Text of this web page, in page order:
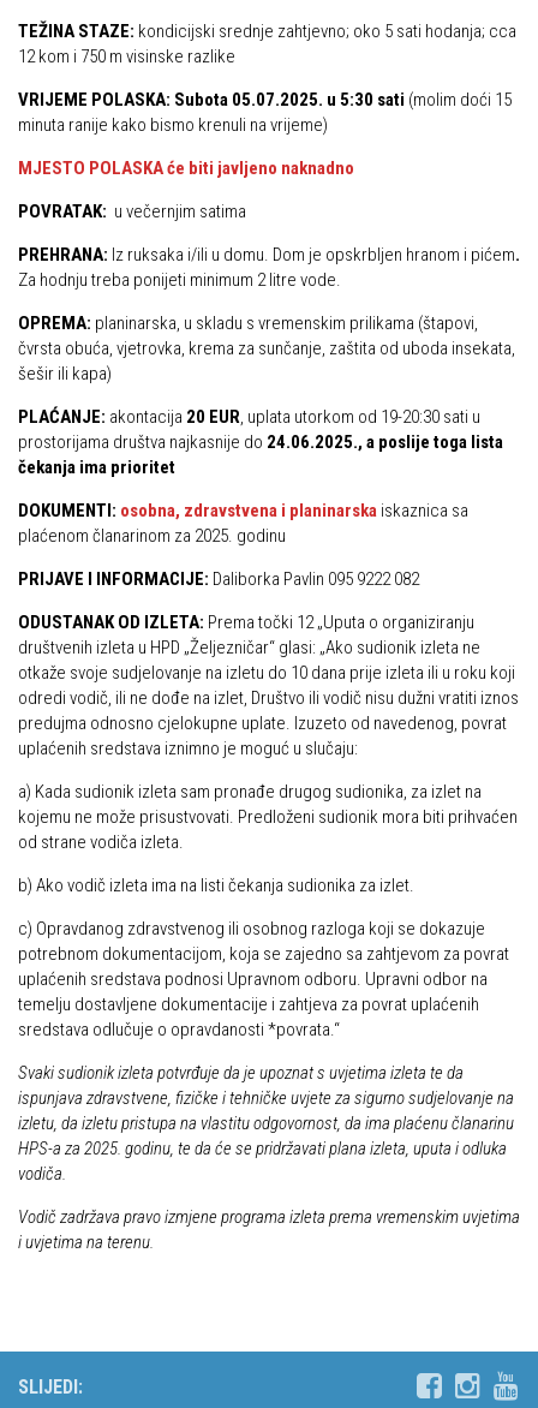
Izvješća s izleta OSI
Visokogorci
Novosti SVP
Povijest SVP
Izvješća s izleta SVP
Speleolozi
Skijaši
Beži Jankec
Noćni pohod na Oštrc
Dragojlinom stazom na Okić
Dan Željezničara na Oštrcu
Putopisi
Put ekspedicionizma
Ojos del Salado
Slavko Patačko
Tomislav Zoričić – Tom
Damir Bajs
Željko Brdal
Markacijska komisija
Novosti Markacijske komisije
Plan aktivnosti za 2025. godinu
Putevi koje održava HPD Željezničar
TEŽINA STAZE: kondicijski srednje zahtjevno; oko 5 sati hodanja; cca
12 kom i 750 m visinske razlike
VRIJEME POLASKA: Subota 05.07.2025. u 5:30 sati (molim doći 15
minuta ranije kako bismo krenuli na vrijeme)
MJESTO POLASKA će biti javljeno naknadno
POVRATAK: u večernjim satima
PREHRANA: Iz ruksaka i/ili u domu. Dom je opskrbljen hranom i pićem.
Za hodnju treba ponijeti minimum 2 litre vode.
OPREMA: planinarska, u skladu s vremenskim prilikama (štapovi,
čvrsta obuća, vjetrovka, krema za sunčanje, zaštita od uboda insekata,
šešir ili kapa)
PLAĆANJE: akontacija 20 EUR, uplata utorkom od 19-20:30 sati u
prostorijama društva najkasnije do 24.06.2025., a poslije toga lista
čekanja ima prioritet
DOKUMENTI: osobna, zdravstvena i planinarska iskaznica sa
plaćenom članarinom za 2025. godinu
PRIJAVE I INFORMACIJE: Daliborka Pavlin 095 9222 082
ODUSTANAK OD IZLETA: Prema točki 12 „Uputa o organiziranju
društvenih izleta u HPD „Željezničar“ glasi: „Ako sudionik izleta ne
otkaže svoje sudjelovanje na izletu do 10 dana prije izleta ili u roku koji
odredi vodič, ili ne dođe na izlet, Društvo ili vodič nisu dužni vratiti iznos
predujma odnosno cjelokupne uplate. Izuzeto od navedenog, povrat
uplaćenih sredstava iznimno je moguć u slučaju:
a) Kada sudionik izleta sam pronađe drugog sudionika, za izlet na
kojemu ne može prisustvovati. Predloženi sudionik mora biti prihvaćen
od strane vodiča izleta.
b) Ako vodič izleta ima na listi čekanja sudionika za izlet.
c) Opravdanog zdravstvenog ili osobnog razloga koji se dokazuje
potrebnom dokumentacijom, koja se zajedno sa zahtjevom za povrat
uplaćenih sredstava podnosi Upravnom odboru. Upravni odbor na
temelju dostavljene dokumentacije i zahtjeva za povrat uplaćenih
sredstava odlučuje o opravdanosti *povrata.“
Svaki sudionik izleta potvrđuje da je upoznat s uvjetima izleta te da
ispunjava zdravstvene, fizičke i tehničke uvjete za sigurno sudjelovanje na
izletu, da izletu pristupa na vlastitu odgovornost, da ima plaćenu članarinu
HPS-a za 2025. godinu, te da će se pridržavati plana izleta, uputa i odluka
vodiča.
Vodič zadržava pravo izmjene programa izleta prema vremenskim uvjetima
i uvjetima na terenu.
SLIJEDI: